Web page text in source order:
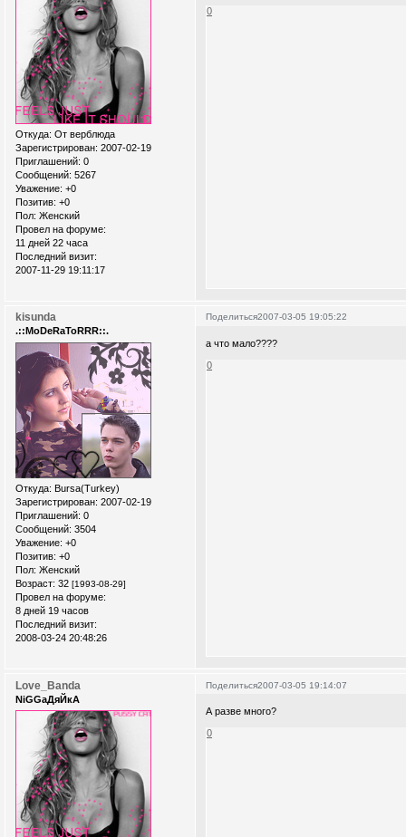
Откуда: От верблюда
Зарегистрирован: 2007-02-19
Приглашений: 0
Сообщений: 5267
Уважение: +0
Позитив: +0
Пол: Женский
Провел на форуме:
11 дней 22 часа
Последний визит:
2007-11-29 19:11:17
0
Поделиться2007-03-05 19:05:22
kisunda
.::MoDeRaToRRR::.
Откуда: Bursa(Turkey)
Зарегистрирован: 2007-02-19
Приглашений: 0
Сообщений: 3504
Уважение: +0
Позитив: +0
Пол: Женский
Возраст: 32 [1993-08-29]
Провел на форуме:
8 дней 19 часов
Последний визит:
2008-03-24 20:48:26
а что мало????
0
Поделиться2007-03-05 19:14:07
Love_Banda
NiGGaДяЙкА
А разве много?
0